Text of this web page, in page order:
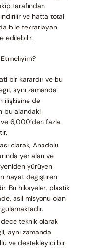
tarafından
ve hatta total
bile tekrarlayan
edilebilir.
Etmeliyim?
bir karardır ve bu
aynı zamanda
ilişkisine de
bu alandaki
ve 6,000’den fazla
olarak, Anadolu
yer alan ve
yürüyen
hayat değiştiren
Bu hikayeler, plastik
asıl misyonu olan
teknik olarak
aynı zamanda
ve destekleyici bir